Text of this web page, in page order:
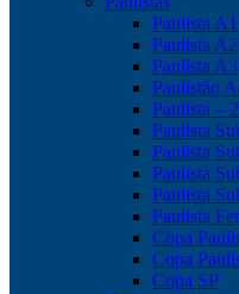
Paulista A1
Paulista A2
Paulista A3
Paulistão
Paulista –
Paulista
Paulista
Paulista
Paulista
Paulista
Copa
Copa
Copa SP